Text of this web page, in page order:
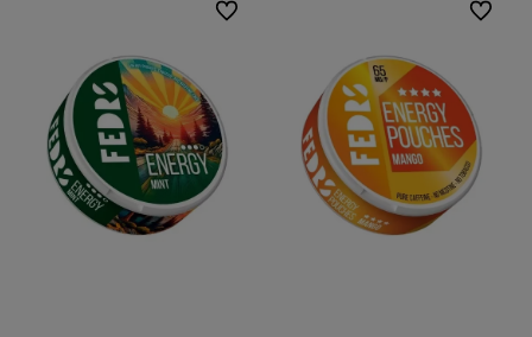
Do ulubionych Do